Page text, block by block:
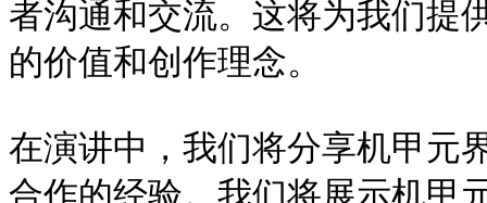
者沟通和交流。这将为我们提
的价值和创作理念。
在演讲中，我们将分享机甲元
合作的经验。我们将展示机甲